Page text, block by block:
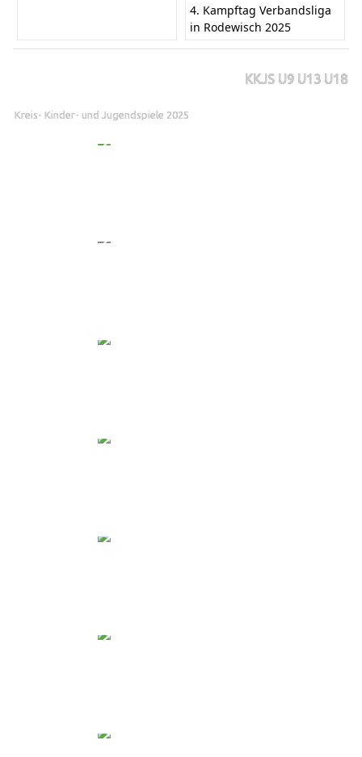
4. Kampftag Verbandsliga
in Rodewisch 2025
KKJS U9 U13 U18
Kreis- Kinder- und Jugendspiele 2025